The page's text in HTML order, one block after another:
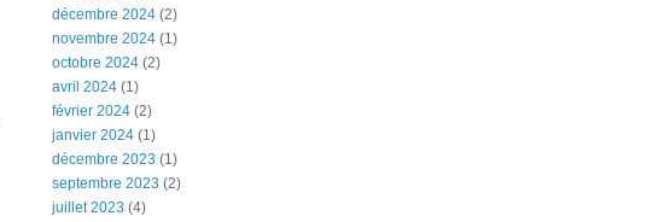
décembre 2024 (2)
novembre 2024 (1)
octobre 2024 (2)
avril 2024 (1)
février 2024 (2)
janvier 2024 (1)
décembre 2023 (1)
septembre 2023 (2)
juillet 2023 (4)